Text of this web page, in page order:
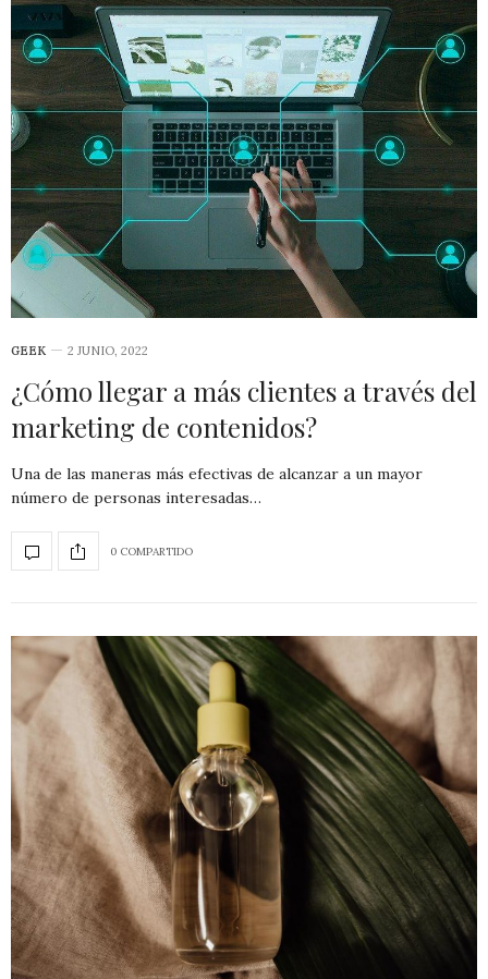
GEEK 2 JUNIO, 2022
¿Cómo llegar a más clientes a través del
marketing de contenidos?
Una de las maneras más efectivas de alcanzar a un mayor
número de personas interesadas…
0 COMPARTIDO